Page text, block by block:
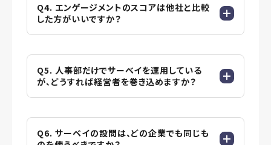
Q4. エンゲージメントのスコアは他社と比較
した方がいいですか？
Q5. 人事部だけでサーベイを運用している
が、どうすれば経営者を巻き込めますか？
Q6. サーベイの設問は、どの企業でも同じも